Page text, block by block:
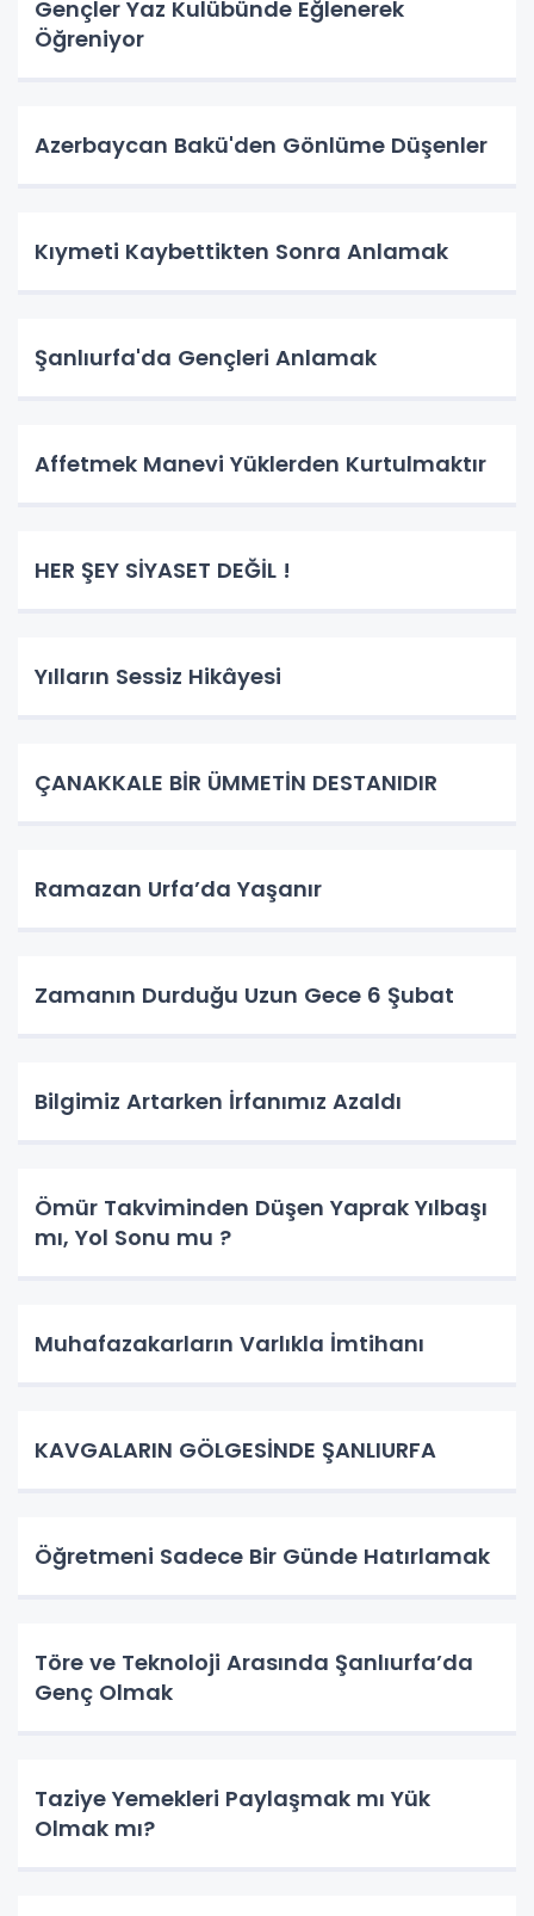
Gençler Yaz Kulübünde Eğlenerek
Öğreniyor
Azerbaycan Bakü'den Gönlüme Düşenler
Kıymeti Kaybettikten Sonra Anlamak
Şanlıurfa'da Gençleri Anlamak
Affetmek Manevi Yüklerden Kurtulmaktır
HER ŞEY SİYASET DEĞİL !
Yılların Sessiz Hikâyesi
ÇANAKKALE BİR ÜMMETİN DESTANIDIR
Ramazan Urfa’da Yaşanır
Zamanın Durduğu Uzun Gece 6 Şubat
Bilgimiz Artarken İrfanımız Azaldı
Ömür Takviminden Düşen Yaprak Yılbaşı
mı, Yol Sonu mu ?
Muhafazakarların Varlıkla İmtihanı
KAVGALARIN GÖLGESİNDE ŞANLIURFA
Öğretmeni Sadece Bir Günde Hatırlamak
Töre ve Teknoloji Arasında Şanlıurfa’da
Genç Olmak
Taziye Yemekleri Paylaşmak mı Yük
Olmak mı?